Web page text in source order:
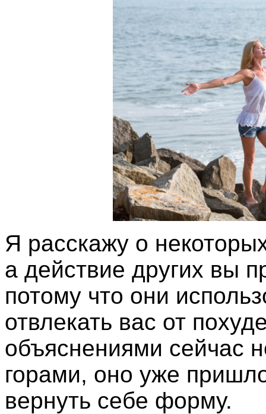
Я расскажу о
а действие других вы
потому что они
отвлекать вас от
объяснениями сейчас
горами, оно уже
вернуть себе форму.